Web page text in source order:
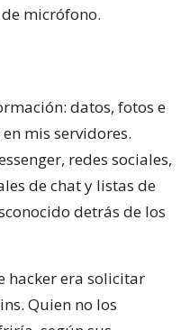
micrófono.
datos, fotos e
mis servidores.
redes sociales,
de chat y listas de
detrás de los
hacker era solicitar
Quien no los